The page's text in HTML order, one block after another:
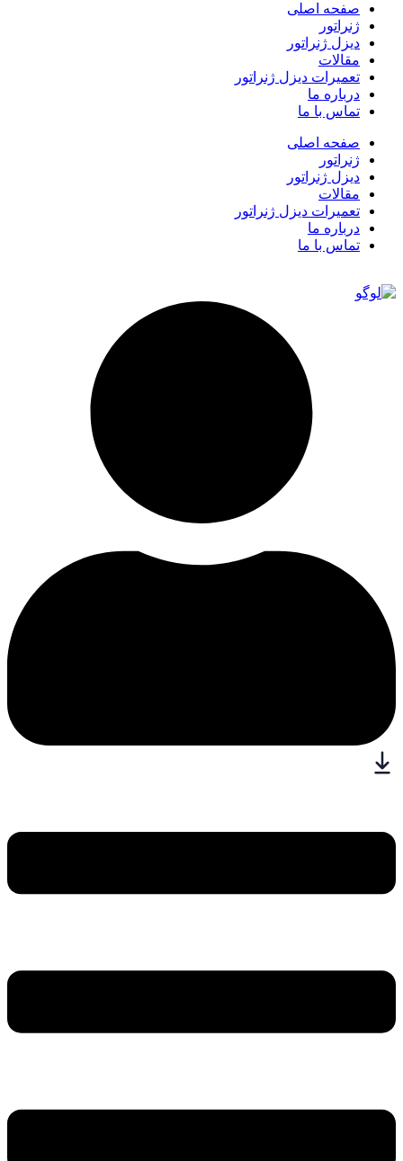
صفحه اصلی
ژنراتور
دیزل ژنراتور
مقالات
تعمیرات دیزل ژنراتور
درباره ما
تماس با ما
صفحه اصلی
ژنراتور
دیزل ژنراتور
مقالات
تعمیرات دیزل ژنراتور
درباره ما
تماس با ما